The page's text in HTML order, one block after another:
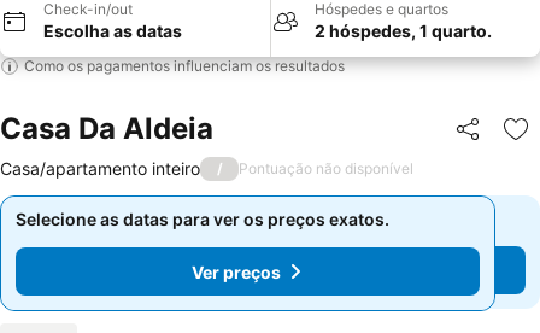
Check-in/out
Escolha as datas
Hóspedes e quartos
2 hóspedes, 1 quarto.
Como os pagamentos influenciam os resultados
Casa Da Aldeia Partilhar
Casa/apartamento inteiro / Pontuação não disponível
Selecione as datas para ver os preços exatos.
Ver preços
Selecione as datas para ver os preços exatos.
Ver preços